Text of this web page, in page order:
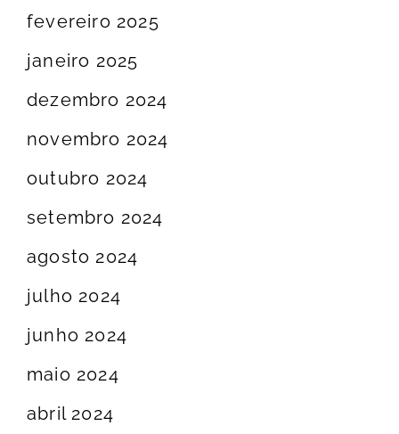
fevereiro 2025
janeiro 2025
dezembro 2024
novembro 2024
outubro 2024
setembro 2024
agosto 2024
julho 2024
junho 2024
maio 2024
abril 2024